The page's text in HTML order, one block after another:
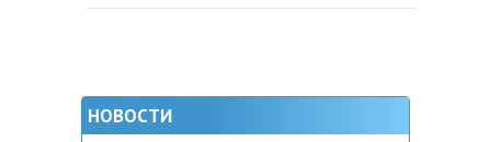
НОВОСТИ